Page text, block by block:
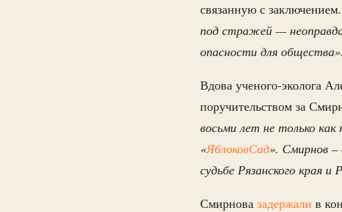
связанную с
под стражей —
опасности для общества».
Вдова ученого-эколога
поручительством за
восьми лет не только как
«ЯблоковСад». Смирнов –
судьбе Рязанского края и
Смирнова задержали в